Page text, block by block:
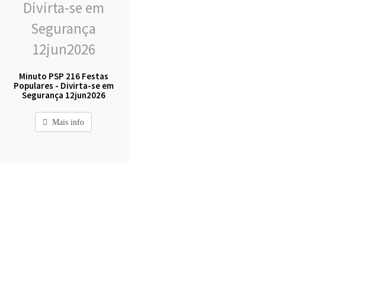
Minuto PSP 216 Festas
Populares - Divirta-se em
Segurança 12jun2026
Mais info